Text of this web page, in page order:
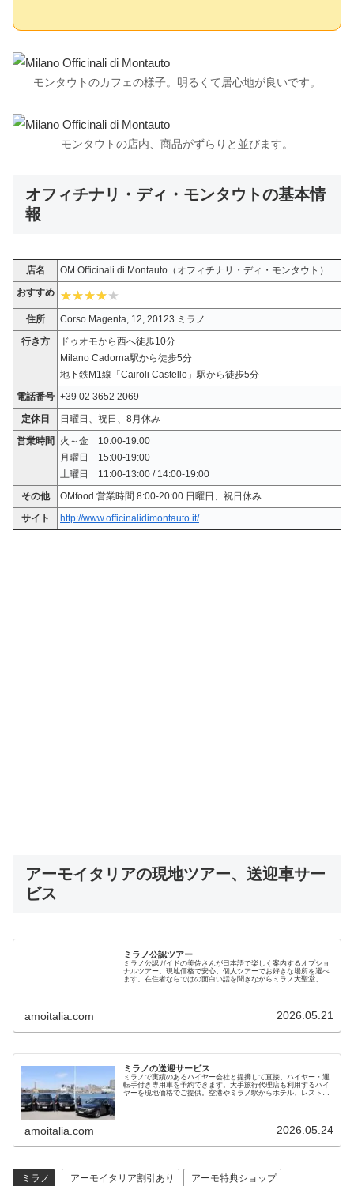
モンタウトのカフェの様子。明るくて居心地が良いです。
モンタウトの店内、商品がずらりと並びます。
オフィチナリ・ディ・モンタウトの基本情
報
店名
OM Officinali di Montauto（オフィチナリ・ディ・モンタウト）
おすすめ
住所
Corso Magenta, 12, 20123 ミラノ
行き方
ドゥオモから西へ徒歩10分
Milano Cadorna駅から徒歩5分
地下鉄M1線「Cairoli Castello」駅から徒歩5分
電話番号 +39 02 3652 2069
定休日
日曜日、祝日、8月休み
営業時間
火～金 10:00-19:00
月曜日 15:00-19:00
土曜日 11:00-13:00 / 14:00-19:00
その他
OMfood 営業時間 8:00-20:00 日曜日、祝日休み
サイト
http://www.officinalidimontauto.it/
アーモイタリアの現地ツアー、送迎車サー
ビス
ミラノ公認ツアー
ミラノ公認ガイドの美佐さんが日本語で楽しく案内するオプショ
ナルツアー。現地価格で安心、個人ツアーでお好きな場所を選べ
ます。在住者ならではの面白い話を聞きながらミラノ大聖堂、最
amoitalia.com 2026.05.21
ミラノの送迎サービス
ミラノで実績のあるハイヤー会社と提携して直接、ハイヤー・運
転手付き専用車を予約できます。大手旅行代理店も利用するハイ
ヤーを現地価格でご提供。空港やミラノ駅からホテル、レストラ
amoitalia.com 2026.05.24
ミラノ アーモイタリア割引あり アーモ特典ショップ